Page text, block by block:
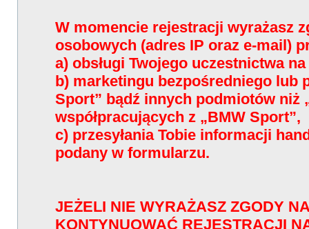
W momencie rejestracji wyrażasz
osobowych (adres IP oraz e-mail)
a) obsługi Twojego uczestnictwa
b) marketingu bezpośredniego lub
Sport” bądź innych podmiotów niż
współpracujących z „BMW Sport”,
c) przesyłania Tobie informacji
podany w formularzu.
JEŻELI NIE WYRAŻASZ ZGODY
KONTYNUOWAĆ REJESTRACJI